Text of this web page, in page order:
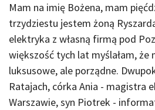
Mam na imię Bożena, mam
trzydziestu jestem żoną
elektryka z własną firmą pod
większość tych lat myślałam, że
luksusowe, ale porządne.
Ratajach, córka Ania - magistra
Warszawie, syn Piotrek -